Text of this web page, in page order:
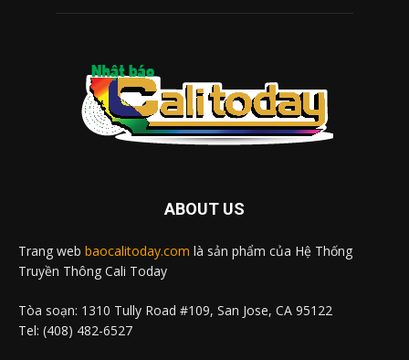
ABOUT US
Trang web baocalitoday.com là sản phẩm của Hệ Thống
Truyền Thông Cali Today
Tòa soạn: 1310 Tully Road #109, San Jose, CA 95122
Tel: (408) 482-6527